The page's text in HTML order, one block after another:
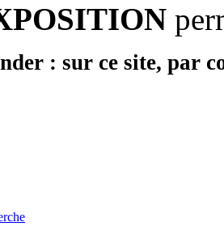
: sur ce site, par